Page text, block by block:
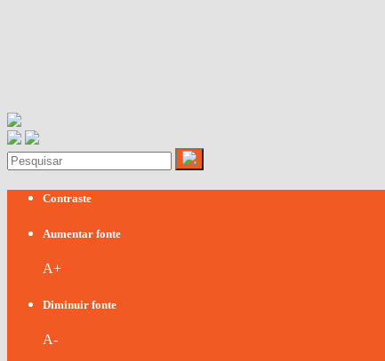
Contraste
Aumentar fonte
A+
Diminuir fonte
A-